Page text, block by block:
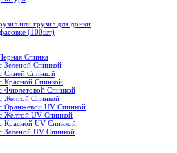
или грузил для донки
(100шт)
Спинка
Зеленой Спинкой
Синей Спинкой
Красной Спинкой
Фиолетовой Спинкой
Желтой Спинкой
Оранжевой UV Спинкой
Желтой UV Спинкой
Красной UV Спинкой
Зеленой UV Спинкой